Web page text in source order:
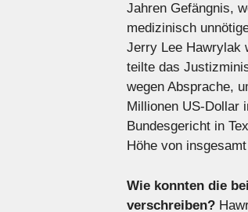
Jahren Gefängnis,
medizinisch
Jerry Lee Hawrylak
teilte das
wegen Absprache,
Millionen US-Dollar
Bundesgericht in
Höhe von
Wie konnten die
verschreiben?